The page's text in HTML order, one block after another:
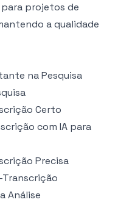
projetos de
a qualidade
na Pesquisa
Certo
com IA para
Precisa
Transcrição
Análise